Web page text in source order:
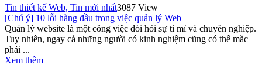
Tin thiết kế Web, Tin mới nhất3087 View
[Chú ý] 10 lỗi hàng đầu trong việc quản lý Web
Quản lý website là một công việc đòi hỏi sự tỉ mỉ và chuyên nghiệp.
Tuy nhiên, ngay cả những người có kinh nghiệm cũng có thể mắc
phải ...
Xem thêm